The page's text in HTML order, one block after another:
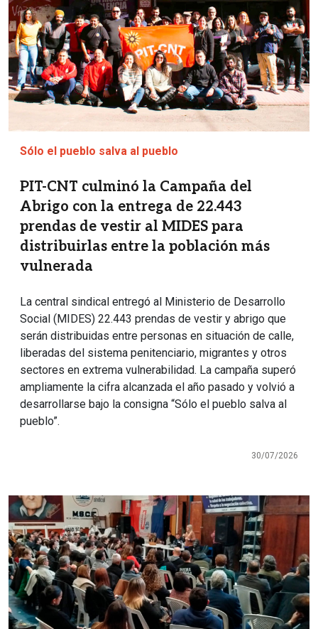
Sólo el pueblo salva al pueblo
PIT-CNT culminó la Campaña del
Abrigo con la entrega de 22.443
prendas de vestir al MIDES para
distribuirlas entre la población más
vulnerada
La central sindical entregó al Ministerio de Desarrollo
Social (MIDES) 22.443 prendas de vestir y abrigo que
serán distribuidas entre personas en situación de calle,
liberadas del sistema penitenciario, migrantes y otros
sectores en extrema vulnerabilidad. La campaña superó
ampliamente la cifra alcanzada el año pasado y volvió a
desarrollarse bajo la consigna “Sólo el pueblo salva al
pueblo”.
30/07/2026
Imagen